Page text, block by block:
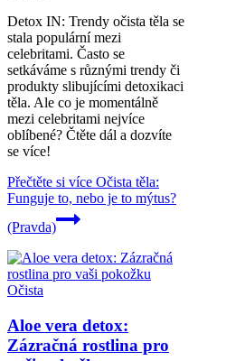
Detox IN: Trendy očista těla se
stala populární mezi
celebritami. Často se
setkáváme s různými trendy či
produkty slibujícími detoxikaci
těla. Ale co je momentálně
mezi celebritami nejvíce
oblíbené? Čtěte dál a dozvíte
se více!
Přečtěte si více Očista těla:
Funguje to, nebo je to mýtus?
(Pravda)
Očista
Aloe vera detox:
Zázračná rostlina pro